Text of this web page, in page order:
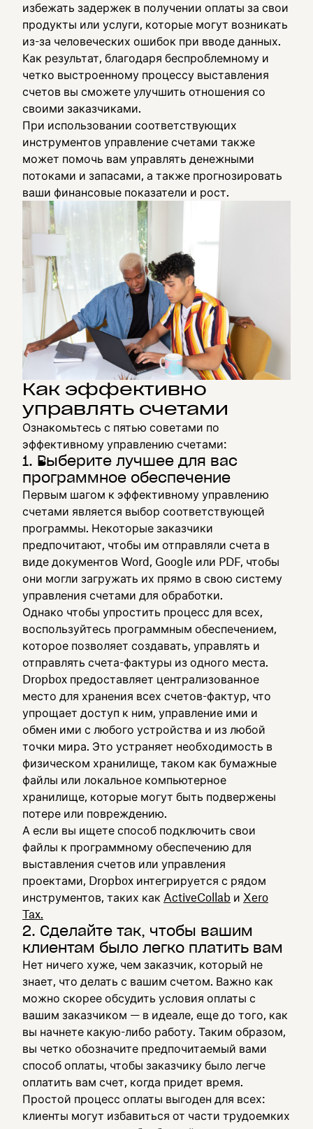
избежать задержек в получении оплаты за свои
продукты или услуги, которые могут возникать
из-за человеческих ошибок при вводе данных.
Как результат, благодаря беспроблемному и
четко выстроенному процессу выставления
счетов вы сможете улучшить отношения со
своими заказчиками.
При использовании соответствующих
инструментов управление счетами также
может помочь вам управлять денежными
потоками и запасами, а также прогнозировать
ваши финансовые показатели и рост.
Как эффективно
управлять счетами
Ознакомьтесь с пятью советами по
эффективному управлению счетами:
1. Выберите лучшее для вас
программное обеспечение
Первым шагом к эффективному управлению
счетами является выбор соответствующей
программы. Некоторые заказчики
предпочитают, чтобы им отправляли счета в
виде документов Word, Google или PDF, чтобы
они могли загружать их прямо в свою систему
управления счетами для обработки.
Однако чтобы упростить процесс для всех,
воспользуйтесь программным обеспечением,
которое позволяет создавать, управлять и
отправлять счета-фактуры из одного места.
Dropbox предоставляет централизованное
место для хранения всех счетов-фактур, что
упрощает доступ к ним, управление ими и
обмен ими с любого устройства и из любой
точки мира. Это устраняет необходимость в
физическом хранилище, таком как бумажные
файлы или локальное компьютерное
хранилище, которые могут быть подвержены
потере или повреждению.
А если вы ищете способ подключить свои
файлы к программному обеспечению для
выставления счетов или управления
проектами, Dropbox интегрируется с рядом
инструментов, таких как ActiveCollab и Xero
Tax.
2. Сделайте так, чтобы вашим
клиентам было легко платить вам
Нет ничего хуже, чем заказчик, который не
знает, что делать с вашим счетом. Важно как
можно скорее обсудить условия оплаты с
вашим заказчиком — в идеале, еще до того, как
вы начнете какую-либо работу. Таким образом,
вы четко обозначите предпочитаемый вами
способ оплаты, чтобы заказчику было легче
оплатить вам счет, когда придет время.
Простой процесс оплаты выгоден для всех:
клиенты могут избавиться от части трудоемких